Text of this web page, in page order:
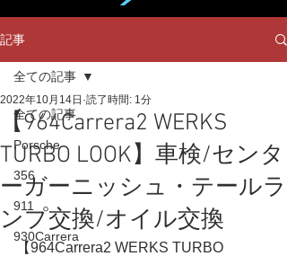
記事
全ての記事
Porsche
356
911
930Carrera
全ての記事
【964Carrera2 WERKS
TURBO LOOK】車検/センタ
ーガーニッシュ・テールラ
ンプ交換/オイル交換
2022年10月14日 読了時間: 1分
【964Carrera2 WERKS TURBO